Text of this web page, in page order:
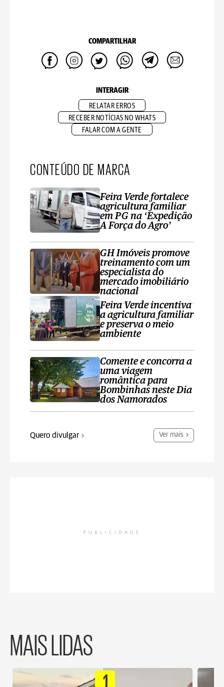
COMPARTILHAR
INTERAGIR
RELATAR ERROS
RECEBER NOTÍCIAS NO WHATS
FALAR COM A GENTE
CONTEÚDO DE MARCA
Feira Verde fortalece
agricultura familiar
em PG na ‘Expedição
A Força do Agro’
GH Imóveis promove
treinamento com um
especialista do
mercado imobiliário
nacional
Feira Verde incentiva
a agricultura familiar
e preserva o meio
ambiente
Comente e concorra a
uma viagem
romântica para
Bombinhas neste Dia
dos Namorados
Quero divulgar Ver mais
PUBLICIDADE
MAIS LIDAS
1